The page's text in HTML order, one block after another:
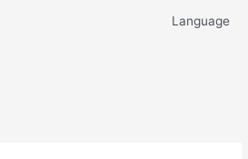
Language